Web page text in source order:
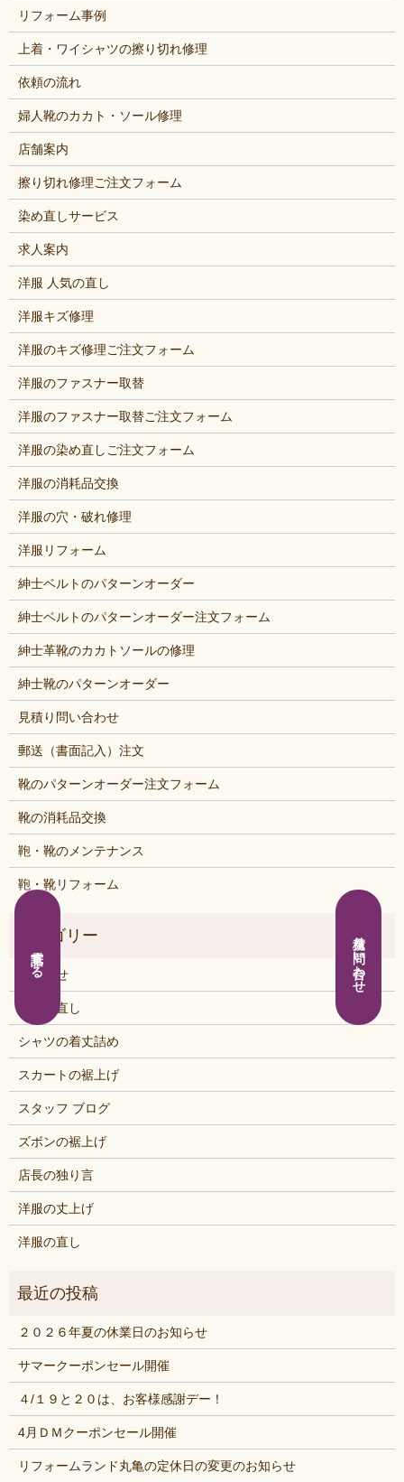
リフォーム事例
上着・ワイシャツの擦り切れ修理
依頼の流れ
婦人靴のカカト・ソール修理
店舗案内
擦り切れ修理ご注文フォーム
染め直しサービス
求人案内
洋服 人気の直し
洋服キズ修理
洋服のキズ修理ご注文フォーム
洋服のファスナー取替
洋服のファスナー取替ご注文フォーム
洋服の染め直しご注文フォーム
洋服の消耗品交換
洋服の穴・破れ修理
洋服リフォーム
紳士ベルトのパターンオーダー
紳士ベルトのパターンオーダー注文フォーム
紳士革靴のカカトソールの修理
紳士靴のパターンオーダー
見積り問い合わせ
郵送（書面記入）注文
靴のパターンオーダー注文フォーム
靴の消耗品交換
鞄・靴のメンテナンス
鞄・靴リフォーム
お知らせ
くつの直し
シャツの着丈詰め
スカートの裾上げ
スタッフ ブログ
ズボンの裾上げ
店長の独り言
洋服の丈上げ
洋服の直し
２０２６年夏の休業日のお知らせ
サマークーポンセール開催
４/１９と２０は、お客様感謝デー！
4月ＤＭクーポンセール開催
リフォームランド丸亀の定休日の変更のお知らせ
電話する 見積り問い合わせ